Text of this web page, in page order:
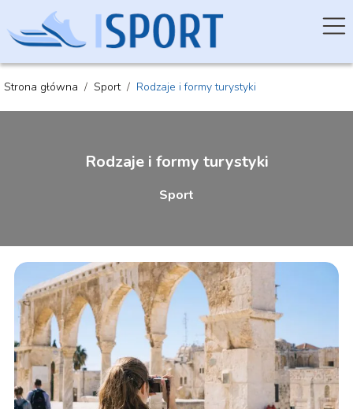
Strona główna / Sport / Rodzaje i formy turystyki
Rodzaje i formy turystyki
Sport